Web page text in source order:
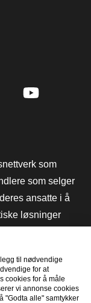
som
som selger
ansatte i å
løsninger
e-
til nødvendige
for at
cookies for å måle
vi annonse cookies
"Godta alle" samtykker